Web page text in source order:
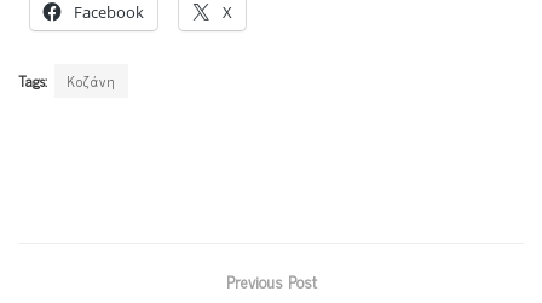
Facebook X
Tags: Κοζάνη
Previous Post